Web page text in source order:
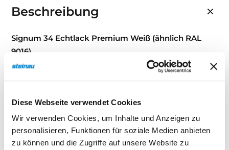
Diese Webseite verwendet Cookies
Wir verwenden Cookies, um Inhalte und Anzeigen zu
personalisieren, Funktionen für soziale Medien anbieten
zu können und die Zugriffe auf unsere Website zu
Beschreibung
Signum 34 Echtlack Premium Weiß (ähnlich RAL
9016)
Raffinierte Eleganz mit TiefeDesign mit Charakter.
Die Signum Türen beeindrucken durch ihre
ausdrucksstarke Optik, die durch das Zusammenspiel
von hochwertigen Oberflächen und der präzise